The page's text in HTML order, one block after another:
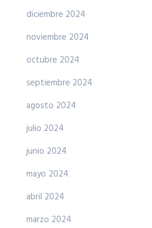
diciembre 2024
noviembre 2024
octubre 2024
septiembre 2024
agosto 2024
julio 2024
junio 2024
mayo 2024
abril 2024
marzo 2024